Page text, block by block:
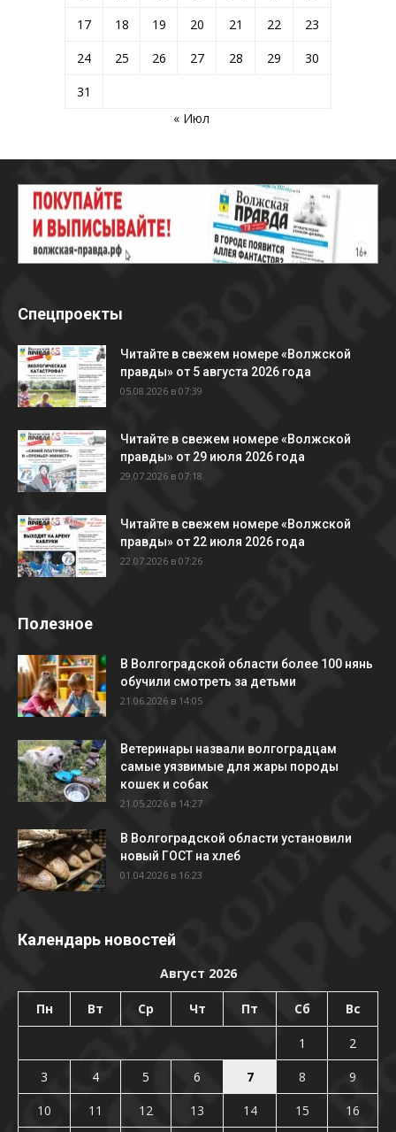
17
18 19 20 21 22
23
24
25 26 27 28 29
30
31
« Июл
Спецпроекты
Читайте в свежем номере «Волжской
правды» от 5 августа 2026 года
05.08.2026 в 07:39
Читайте в свежем номере «Волжской
правды» от 29 июля 2026 года
29.07.2026 в 07:18
Читайте в свежем номере «Волжской
правды» от 22 июля 2026 года
22.07.2026 в 07:26
Полезное
В Волгоградской области более 100 нянь
обучили смотреть за детьми
21.06.2026 в 14:05
Ветеринары назвали волгоградцам
самые уязвимые для жары породы
кошек и собак
21.05.2026 в 14:27
В Волгоградской области установили
новый ГОСТ на хлеб
01.04.2026 в 16:23
Календарь новостей
Август 2026
Пн Вт Ср Чт Пт Сб Вс
1
2
3
4 5 6 7 8
9
10
11 12 13 14 15
16